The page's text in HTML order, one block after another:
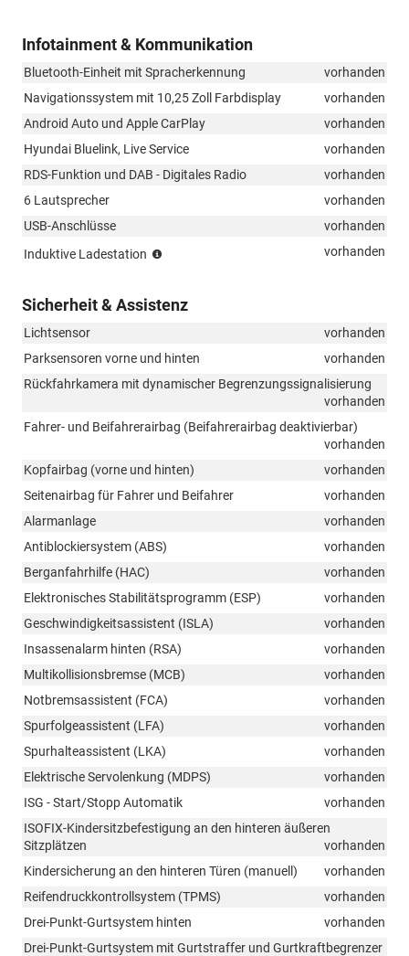
Infotainment & Kommunikation
Bluetooth-Einheit mit Spracherkennung
vorhanden
Navigationssystem mit 10,25 Zoll Farbdisplay
vorhanden
Android Auto und Apple CarPlay
vorhanden
Hyundai Bluelink, Live Service
vorhanden
RDS-Funktion und DAB - Digitales Radio
vorhanden
6 Lautsprecher
vorhanden
USB-Anschlüsse
vorhanden
Induktive Ladestation
Smartphones
vorhanden
Sicherheit & Assistenz
Lichtsensor
vorhanden
Parksensoren vorne und hinten
vorhanden
Rückfahrkamera mit dynamischer Begrenzungssignalisierung
vorhanden
Fahrer- und Beifahrerairbag (Beifahrerairbag deaktivierbar)
vorhanden
Kopfairbag (vorne und hinten)
vorhanden
Seitenairbag für Fahrer und Beifahrer
vorhanden
Alarmanlage
vorhanden
Antiblockiersystem (ABS)
vorhanden
Berganfahrhilfe (HAC)
vorhanden
Elektronisches Stabilitätsprogramm (ESP)
vorhanden
Geschwindigkeitsassistent (ISLA)
vorhanden
Insassenalarm hinten (RSA)
vorhanden
Multikollisionsbremse (MCB)
vorhanden
Notbremsassistent (FCA)
vorhanden
Spurfolgeassistent (LFA)
vorhanden
Spurhalteassistent (LKA)
vorhanden
Elektrische Servolenkung (MDPS)
vorhanden
ISG - Start/Stopp Automatik
vorhanden
ISOFIX-Kindersitzbefestigung an den hinteren äußeren
Sitzplätzen
vorhanden
Kindersicherung an den hinteren Türen (manuell)
vorhanden
Reifendruckkontrollsystem (TPMS)
vorhanden
Drei-Punkt-Gurtsystem hinten
vorhanden
Drei-Punkt-Gurtsystem mit Gurtstraffer und Gurtkraftbegrenzer